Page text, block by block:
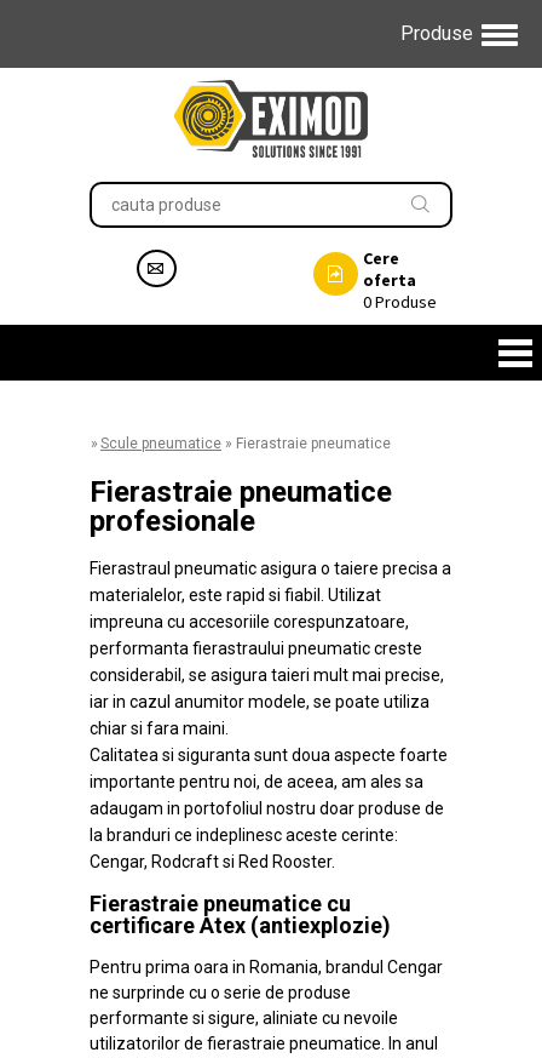
Produse
Cere
oferta
0Produse
» Scule pneumatice » Fierastraie pneumatice
Fierastraie pneumatice
profesionale
Fierastraul pneumatic asigura o taiere precisa a
materialelor, este rapid si fiabil. Utilizat
impreuna cu accesoriile corespunzatoare,
performanta fierastraului pneumatic creste
considerabil, se asigura taieri mult mai precise,
iar in cazul anumitor modele, se poate utiliza
chiar si fara maini.
Calitatea si siguranta sunt doua aspecte foarte
importante pentru noi, de aceea, am ales sa
adaugam in portofoliul nostru doar produse de
la branduri ce indeplinesc aceste cerinte:
Cengar, Rodcraft si Red Rooster.
Fierastraie pneumatice cu
certificare Atex (antiexplozie)
Pentru prima oara in Romania, brandul Cengar
ne surprinde cu o serie de produse
performante si sigure, aliniate cu nevoile
utilizatorilor de fierastraie pneumatice. In anul